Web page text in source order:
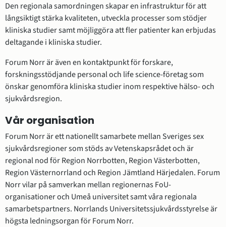
Den regionala samordningen skapar en infrastruktur för att
långsiktigt stärka kvaliteten, utveckla processer som stödjer
kliniska studier samt möjliggöra att fler patienter kan erbjudas
deltagande i kliniska studier.
Forum Norr är även en kontaktpunkt för forskare,
forskningsstödjande personal och life science-företag som
önskar genomföra kliniska studier inom respektive hälso- och
sjukvårdsregion.
Vår organisation
Forum Norr är ett nationellt samarbete mellan Sveriges sex
sjukvårdsregioner som stöds av Vetenskapsrådet och är
regional nod för Region Norrbotten, Region Västerbotten,
Region Västernorrland och Region Jämtland Härjedalen. Forum
Norr vilar på samverkan mellan regionernas FoU-
organisationer och Umeå universitet samt våra regionala
samarbetspartners. Norrlands Universitetssjukvårdsstyrelse är
högsta ledningsorgan för Forum Norr.